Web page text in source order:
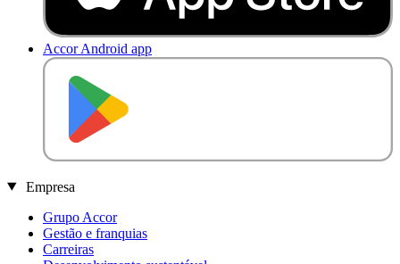
Accor Android app
Empresa
Grupo Accor
Gestão e franquias
Carreiras